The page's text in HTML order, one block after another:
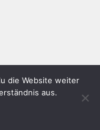
die Website weiter
aus.